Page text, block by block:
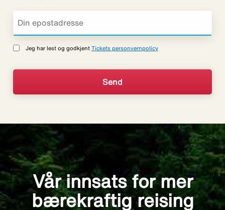
Jeg har lest og godkjent Tickets personvernpolicy
Vår innsats for mer
bærekraftig reising